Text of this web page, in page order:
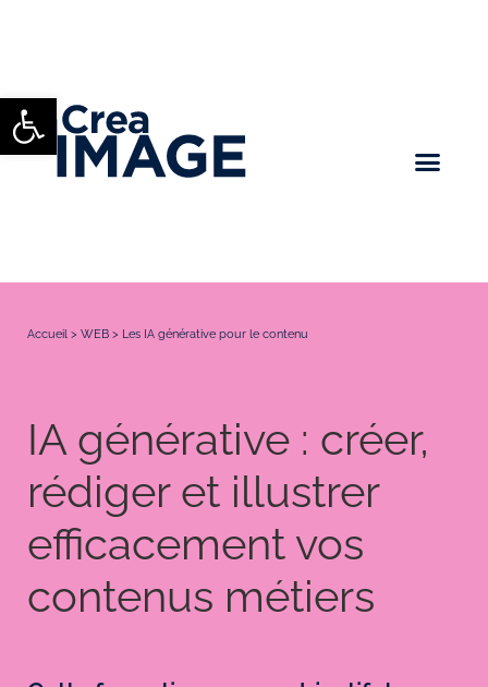
Ouvrir la barre d’outils
Accueil > WEB > Les IA générative pour le contenu
IA générative : créer,
rédiger et illustrer
efficacement vos
contenus métiers